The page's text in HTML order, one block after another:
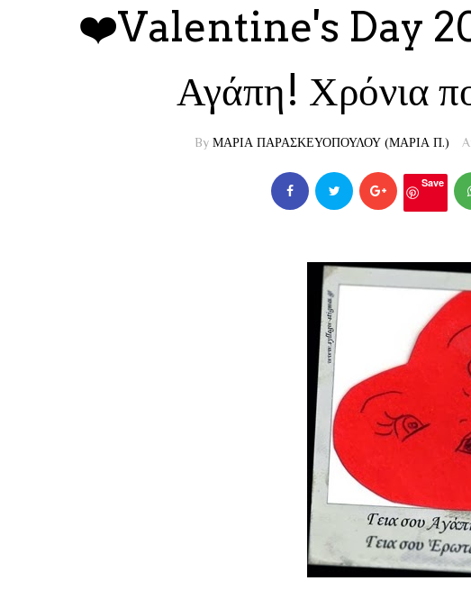
❤️Valentine's Day
Αγάπη! Χρόνια
By ΜΑΡΙΑ ΠΑΡΑΣΚΕΥΟΠΟΥΛΟΥ (ΜΑΡΙΑ Π.)
Save